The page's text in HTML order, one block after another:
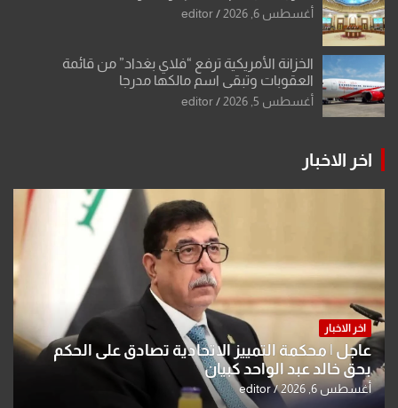
أغسطس 6, 2026 editor
الخزانة الأمريكية ترفع “فلاي بغداد” من قائمة
العقوبات وتبقي اسم مالكها مدرجا
أغسطس 5, 2026 editor
اخر الاخبار
اخر الاخبار
عاجل | محكمة التمييز الاتحادية تصادق على الحكم
بحق خالد عبد الواحد كبيان
أغسطس 6, 2026 editor